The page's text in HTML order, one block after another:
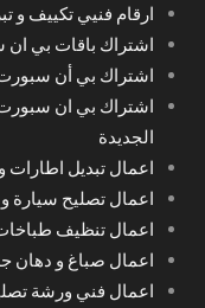
ارقام فنيي تكييف و
اشتراك باقات بي
اشتراك بي أن
الجديدة
اعمال تبديل اطارات
اعمال تصليح سيارة
اعمال تنظيف
اعمال صباغ و دهان
اعمال فني ورشة